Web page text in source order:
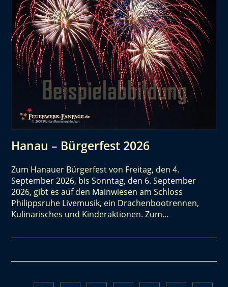
Hanau – Bürgerfest 2026
Zum Hanauer Bürgerfest von Freitag, den 4.
September 2026, bis Sonntag, den 6. September
2026, gibt es auf den Mainwiesen am Schloss
Philippsruhe Livemusik, ein Drachenbootrennen,
Kulinarisches und Kinderaktionen. Zum…